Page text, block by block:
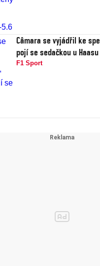
Câmara se vyjádřil ke
pojí se sedačkou u Haasu
F1 Sport